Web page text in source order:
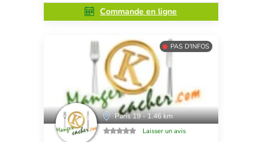
Commande en ligne
PAS D'INFOS
Paris 19 - 1.46 km
Laisser un avis